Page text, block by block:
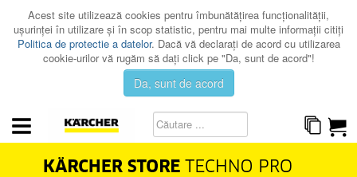
Acest site utilizează cookies pentru îmbunătăţirea funcţionalităţii,
uşurinţei în utilizare şi în scop statistic, pentru mai multe informaţii citiţi
Politica de protectie a datelor. Dacă vă declaraţi de acord cu utilizarea
cookie-urilor vă rugăm să daţi click pe "Da, sunt de acord"!
Da, sunt de acord